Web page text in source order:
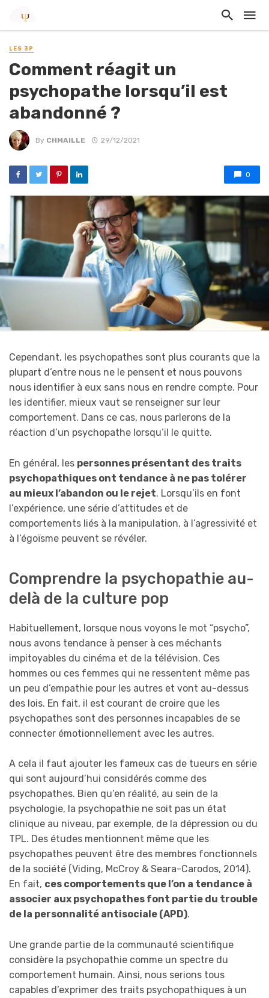
LES 3P
Comment réagit un
psychopathe lorsqu’il est
abandonné ?
By CHMAILLE 29/12/2021
0
Cependant, les psychopathes sont plus courants que la
plupart d’entre nous ne le pensent et nous pouvons
nous identifier à eux sans nous en rendre compte. Pour
les identifier, mieux vaut se renseigner sur leur
comportement. Dans ce cas, nous parlerons de la
réaction d’un psychopathe lorsqu’il le quitte.
En général, les personnes présentant des traits
psychopathiques ont tendance à ne pas tolérer
au mieux l’abandon ou le rejet. Lorsqu’ils en font
l’expérience, une série d’attitudes et de
comportements liés à la manipulation, à l’agressivité et
à l’égoïsme peuvent se révéler.
Comprendre la psychopathie au-
delà de la culture pop
Habituellement, lorsque nous voyons le mot “psycho”,
nous avons tendance à penser à ces méchants
impitoyables du cinéma et de la télévision. Ces
hommes ou ces femmes qui ne ressentent même pas
un peu d’empathie pour les autres et vont au-dessus
des lois. En fait, il est courant de croire que les
psychopathes sont des personnes incapables de se
connecter émotionnellement avec les autres.
A cela il faut ajouter les fameux cas de tueurs en série
qui sont aujourd’hui considérés comme des
psychopathes. Bien qu’en réalité, au sein de la
psychologie, la psychopathie ne soit pas un état
clinique au niveau, par exemple, de la dépression ou du
TPL. Des études mentionnent même que les
psychopathes peuvent être des membres fonctionnels
de la société (Viding, McCroy & Seara-Carodos, 2014).
En fait, ces comportements que l’on a tendance à
associer aux psychopathes font partie du trouble
de la personnalité antisociale (APD).
Une grande partie de la communauté scientifique
considère la psychopathie comme un spectre du
comportement humain. Ainsi, nous serions tous
capables d’exprimer des traits psychopathiques à un